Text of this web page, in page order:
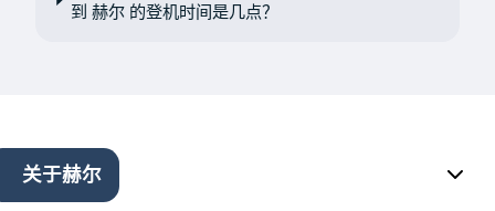
到 赫尔 的登机时间是几点？
关于赫尔